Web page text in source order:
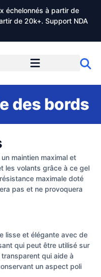
échelonnés à partir de
de 20k+. Support NDA
des bords
maintien maximal et
les volants grâce à ce gel
maximale doté
pas et ne provoquera
lisse et élégante avec de
qui peut être utilisé sur
qui aide à
un aspect poli